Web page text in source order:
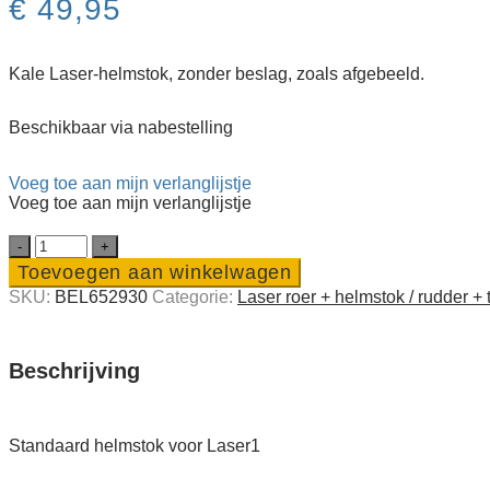
€ 49,95
Kale Laser-helmstok, zonder beslag, zoals afgebeeld.
Beschikbaar via nabestelling
Voeg toe aan mijn verlanglijstje
Voeg toe aan mijn verlanglijstje
Standaard
helmstok
voor
Laser1
Toevoegen aan winkelwagen
SKU: BEL652930 Categorie: Laser roer + helmstok / rudder +
Beschrijving
Standaard helmstok voor Laser1